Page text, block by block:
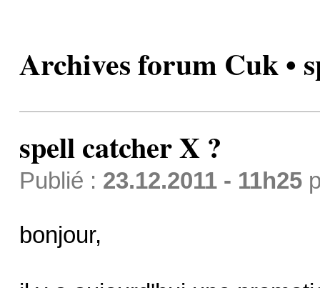
Archives forum Cuk •
spell catcher X ?
Publié : 23.12.2011 - 11h25
bonjour,